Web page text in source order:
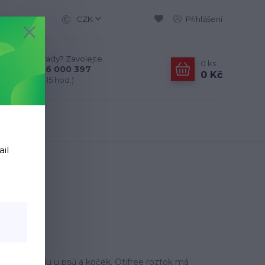
CZK Přihlášení
Nevíte si rady? Zavolejte.
+420 776 000 397
(Po-Pá, 9-15 hod.)
0 ks
0 Kč
zvukovodu u psů a koček. Otifree roztok má